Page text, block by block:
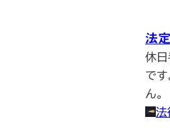
法
休
で
ん
法